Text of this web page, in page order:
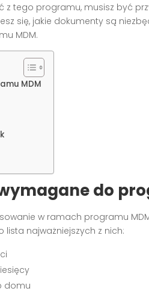
z tego programu, musisz być
się, jakie dokumenty są
MDM.
MDM
do
w ramach programu
najważniejszych z nich:
domu